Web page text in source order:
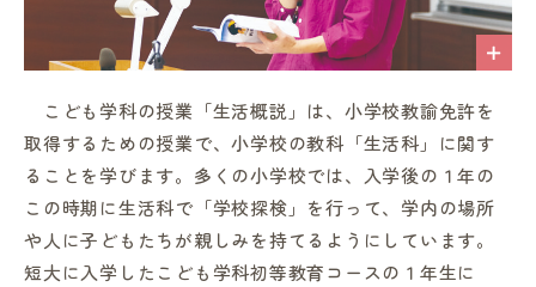
企業・園・施設の方へ
in Campus
こども学科の授業「生活概説」は、 小学校教諭免許を
取得するための授業で、小学校の教科「生活科」に関す
ることを学びます。多くの小学校では、入学後の１年の
この時期に生活科で「学校探検」を行って、学内の場所
や人に子どもたちが親しみを持てるようにしています。
短大に入学したこども学科初等教育コースの１年生に